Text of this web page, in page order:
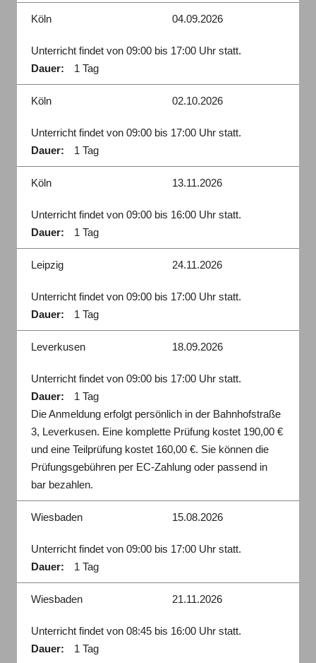
Köln 04.09.2026
Unterricht findet von 09:00 bis 17:00 Uhr statt.
Dauer:
1 Tag
Köln 02.10.2026
Unterricht findet von 09:00 bis 17:00 Uhr statt.
Dauer:
1 Tag
Köln 13.11.2026
Unterricht findet von 09:00 bis 16:00 Uhr statt.
Dauer:
1 Tag
Leipzig 24.11.2026
Unterricht findet von 09:00 bis 17:00 Uhr statt.
Dauer:
1 Tag
Leverkusen 18.09.2026
Unterricht findet von 09:00 bis 17:00 Uhr statt.
Dauer:
1 Tag
Die Anmeldung erfolgt persönlich in der Bahnhofstraße
3, Leverkusen. Eine komplette Prüfung kostet 190,00 €
und eine Teilprüfung kostet 160,00 €. Sie können die
Prüfungsgebühren per EC-Zahlung oder passend in
bar bezahlen.
Wiesbaden 15.08.2026
Unterricht findet von 09:00 bis 17:00 Uhr statt.
Dauer:
1 Tag
Wiesbaden 21.11.2026
Unterricht findet von 08:45 bis 16:00 Uhr statt.
Dauer:
1 Tag